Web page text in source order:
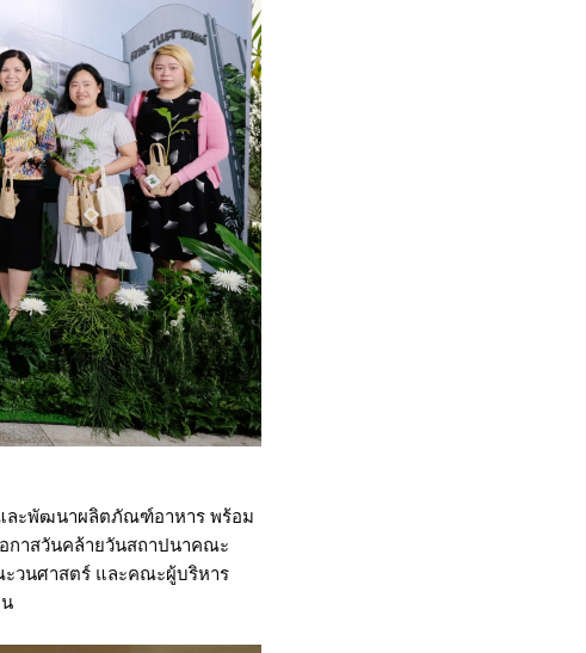
ละพัฒนาผลิตภัณฑ์อาหาร พร้อม
กาสวันคล้ายวันสถาปนาคณะ
วนศาสตร์ และคณะผู้บริหาร